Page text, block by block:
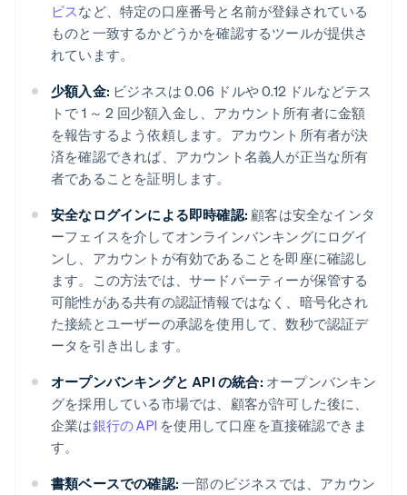
ビスなど、特定の口座番号と名前が登録されている
ものと一致するかどうかを確認するツールが提供さ
れています。
少額入金: ビジネスは 0.06 ドルや 0.12 ドルなどテス
トで 1 ～ 2 回少額入金し、アカウント所有者に金額
を報告するよう依頼します。アカウント所有者が決
済を確認できれば、アカウント名義人が正当な所有
者であることを証明します。
安全なログインによる即時確認: 顧客は安全なインタ
ーフェイスを介してオンラインバンキングにログイ
ンし、アカウントが有効であることを即座に確認し
ます。この方法では、サードパーティーが保管する
可能性がある共有の認証情報ではなく、暗号化され
た接続とユーザーの承認を使用して、数秒で認証デ
ータを引き出します。
オープンバンキングと API の統合: オープンバンキン
グを採用している市場では、顧客が許可した後に、
企業は銀行の API を使用して口座を直接確認できま
す。
書類ベースでの確認: 一部のビジネスでは、アカウン